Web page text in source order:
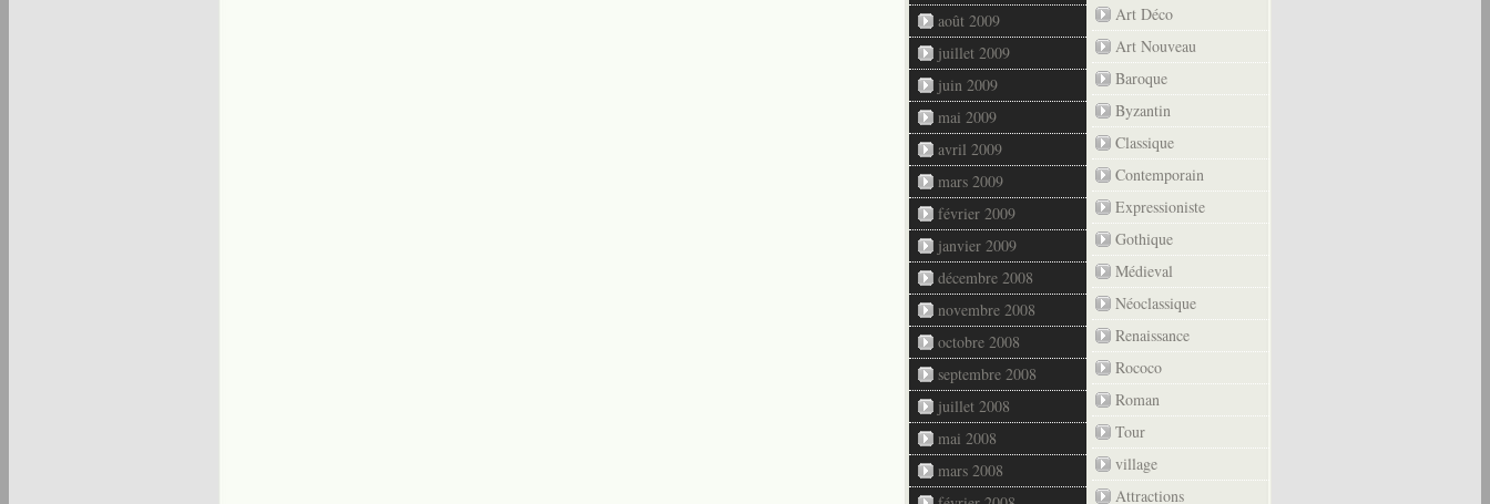
août 2009
juillet 2009
juin 2009
mai 2009
avril 2009
mars 2009
février 2009
janvier 2009
décembre 2008
novembre 2008
octobre 2008
septembre 2008
juillet 2008
mai 2008
mars 2008
Art Déco
Art Nouveau
Baroque
Byzantin
Classique
Contemporain
Expressioniste
Gothique
Médieval
Néoclassique
Renaissance
Rococo
Roman
Tour
village
Attractions